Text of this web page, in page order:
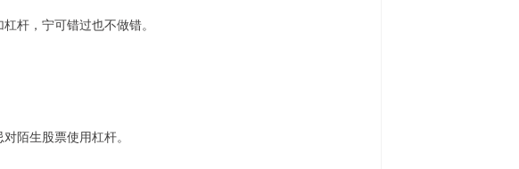
杆，宁可错过也不做错。
陌生股票使用杠杆。